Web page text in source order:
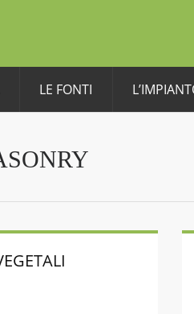
LE FONTI